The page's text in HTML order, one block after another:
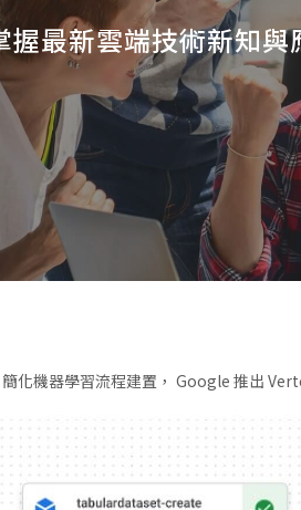
握最新雲端技術新知
簡化機器學習流程建置， Google 推出